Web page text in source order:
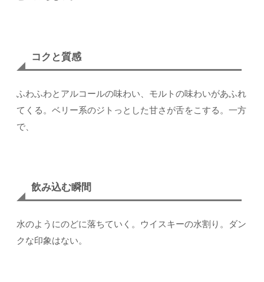
コクと質感
ふわふわとアルコールの味わい、モルトの味わいがあふれ
てくる。ベリー系のジトっとした甘さが舌をこする。一方
で、
飲み込む瞬間
水のようにのどに落ちていく。ウイスキーの水割り。ダン
クな印象はない。